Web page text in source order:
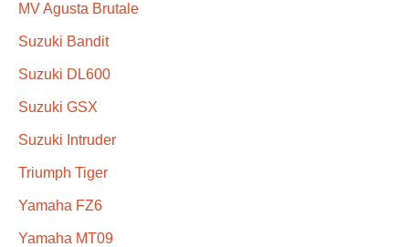
MV Agusta Brutale
Suzuki Bandit
Suzuki DL600
Suzuki GSX
Suzuki Intruder
Triumph Tiger
Yamaha FZ6
Yamaha MT09